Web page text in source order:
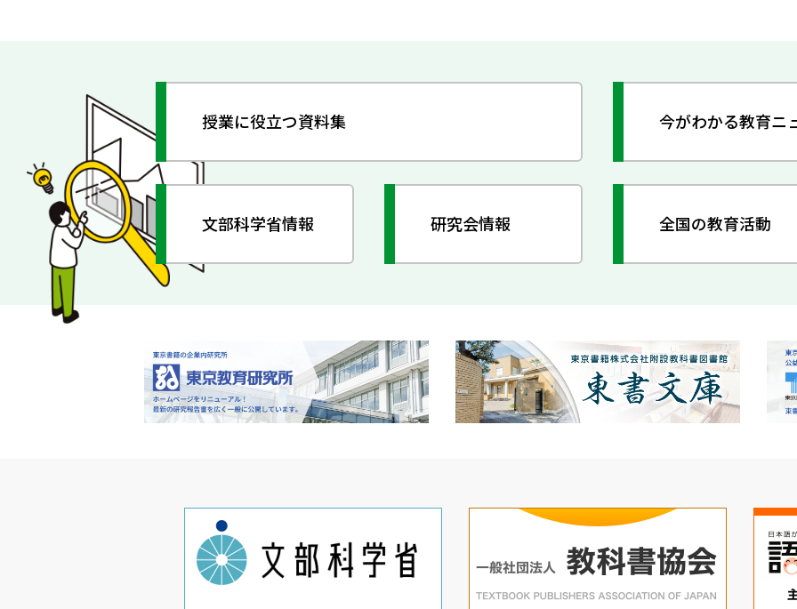
授業に役立つ資料集 今がわかる教育ニ
文部科学省情報 研究会情報 全国の教育活動